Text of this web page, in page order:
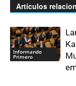
Artículos
Informando
Primero